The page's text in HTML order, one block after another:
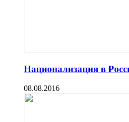
Национализация в
08.08.2016